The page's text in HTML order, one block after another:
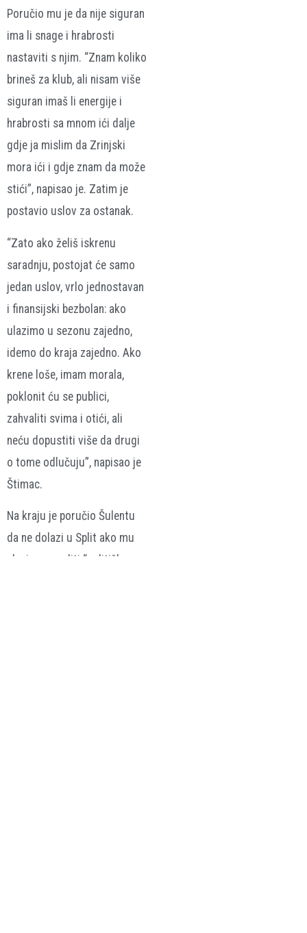
Poručio mu je da nije siguran
ima li snage i hrabrosti
nastaviti s njim. “Znam koliko
brineš za klub, ali nisam više
siguran imaš li energije i
hrabrosti sa mnom ići dalje
gdje ja mislim da Zrinjski
mora ići i gdje znam da može
stići”, napisao je. Zatim je
postavio uslov za ostanak.
“Zato ako želiš iskrenu
saradnju, postojat će samo
jedan uslov, vrlo jednostavan
i finansijski bezbolan: ako
ulazimo u sezonu zajedno,
idemo do kraja zajedno. Ako
krene loše, imam morala,
poklonit ću se publici,
zahvaliti svima i otići, ali
neću dopustiti više da drugi
o tome odlučuju”, napisao je
Štimac.
Na kraju je poručio Šulentu
da ne dolazi u Split ako mu
planira ponuditi “politička